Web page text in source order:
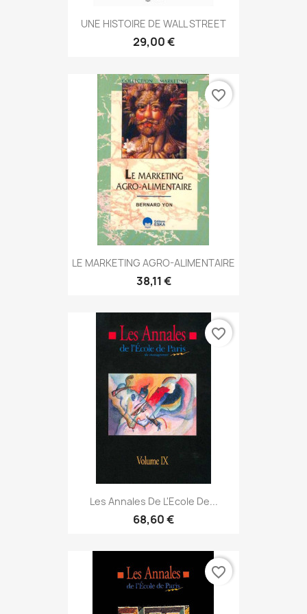
UNE HISTOIRE DE WALL STREET
29,00 €
LE MARKETING AGRO-ALIMENTAIRE
38,11 €
favorite_border
Les Annales De L'Ecole De...
68,60 €
favorite_border
favorite_border